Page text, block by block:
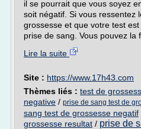
il se pourrait que vous soyez
soit négatif. Si vous ressentez
grossesse et que votre test
prise de sang. Vous pouvez la
Lire la suite
Site : https://www.17h43.com
Thèmes liés : test de
negative / prise de sang test de
sang test de grossesse negatif
grossesse resultat / prise de